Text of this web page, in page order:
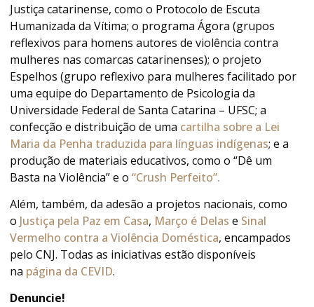
Justiça catarinense, como o Protocolo de Escuta
Humanizada da Vítima; o programa Ágora (grupos
reflexivos para homens autores de violência contra
mulheres nas comarcas catarinenses); o projeto
Espelhos (grupo reflexivo para mulheres facilitado por
uma equipe do Departamento de Psicologia da
Universidade Federal de Santa Catarina – UFSC; a
confecção e distribuição de uma cartilha sobre a Lei
Maria da Penha traduzida para línguas indígenas; e a
produção de materiais educativos, como o “Dê um
Basta na Violência” e o“Crush Perfeito”.
Além, também, da adesão a projetos nacionais, como
o Justiça pela Paz em Casa, Março é Delase Sinal
Vermelho contra a Violência Doméstica, encampados
pelo CNJ. Todas as iniciativas estão disponíveis
na página da CEVID.
Denuncie!